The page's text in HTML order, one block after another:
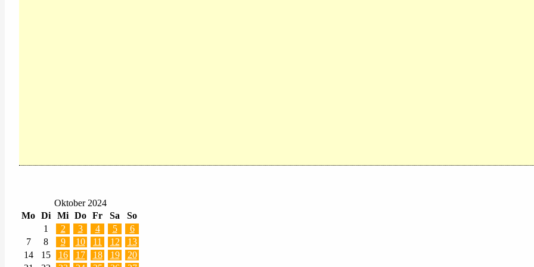
Oktober 2024
Mo Di Mi Do Fr Sa
So
1
2 3 4 5
6
7
8 9 10 11 12
13
14
15 16 17 18 19
20